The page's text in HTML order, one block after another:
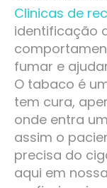
Clinicas de
identificação
fumar e
O tabaco é
tem cura,
onde entra
assim o
precisa do
aqui em